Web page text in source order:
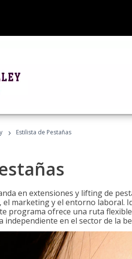
› Estilista de Pestañas
en extensiones y lifting de
el marketing y el entorno laboral.
programa ofrece una ruta
en el sector de la